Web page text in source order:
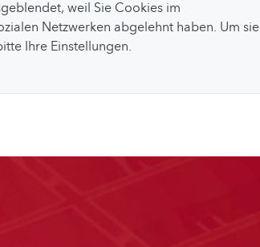
weil Sie Cookies im
Netzwerken abgelehnt haben. Um sie
Ihre Einstellungen.